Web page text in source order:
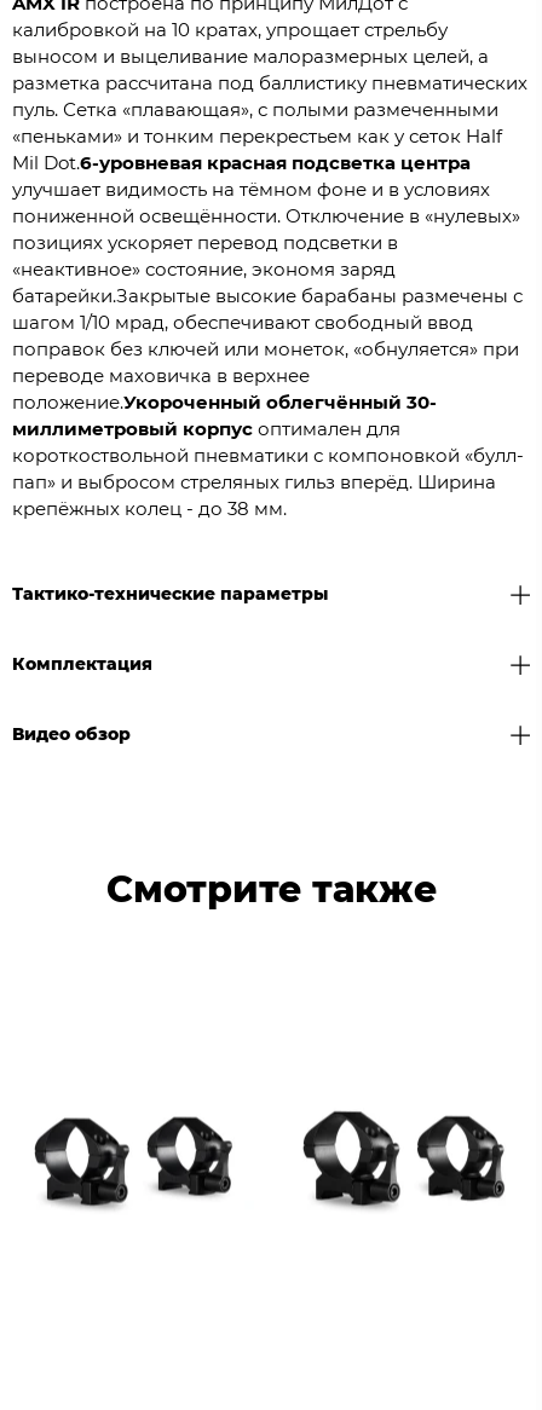
калибровкой на 10 кратах, упрощает стрельбу
выносом и выцеливание малоразмерных целей, а
разметка рассчитана под баллистику пневматических
пуль. Сетка «плавающая», с полыми размеченными
«пеньками» и тонким перекрестьем как у сеток Half
Mil Dot.6-уровневая красная подсветка центра
улучшает видимость на тёмном фоне и в условиях
пониженной освещённости. Отключение в «нулевых»
позициях ускоряет перевод подсветки в
«неактивное» состояние, экономя заряд
батарейки.Закрытые высокие барабаны размечены с
шагом 1/10 мрад, обеспечивают свободный ввод
поправок без ключей или монеток, «обнуляется» при
переводе маховичка в верхнее
положение.Укороченный облегчённый 30-
миллиметровый корпус оптимален для
короткоствольной пневматики с компоновкой «булл-
пап» и выбросом стреляных гильз вперёд. Ширина
крепёжных колец - до 38 мм.
Тактико-технические параметры
Комплектация
Видео обзор
Смотрите также